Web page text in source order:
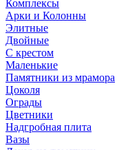
Комплексы
Арки и Колонны
Элитные
Двойные
С крестом
Маленькие
Памятники из мрамора
Цоколя
Ограды
Цветники
Надгробная плита
Вазы